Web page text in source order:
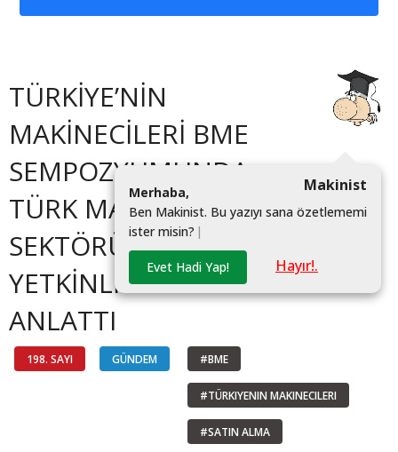
TÜRKİYE’NİN
MAKİNECİLERİ BME
SEMPOZYUMUNDA
TÜRK MAKİNE
SEKTÖRÜNÜN
YETKİNLİKLERİNİ
ANLATTI
198. SAYI GÜNDEM #BME
#TÜRKIYENIN MAKINECILERI
#SATIN ALMA
Makinist
Merhaba,
Ben Makinist. Bu yazıyı sana özetlememi
ister misin? |
Evet Hadi Yap! Hayır!.